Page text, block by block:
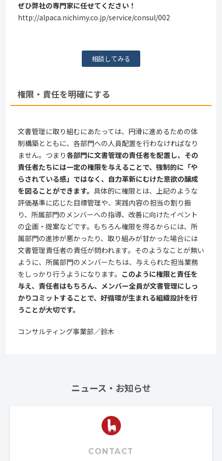
ぜひ弊社の専門家に任せてください！
http://alpaca.nichimy.co.jp/service/consul/002
相談してみる
権限・責任を明確にする
文書管理に取り組むにあたっては、円滑に進めるための体
制構築とともに、各部門への人員配置を行わなければなり
ません。つまり 各部門に文書管理の責任者を配置し、その
責任者たちには一定の権限を与えることで、強制的に「や
らされている感」ではなく、自力革新にむけた意欲の醸成
を図ることができます。 具体的に権限とは、上記のような
評価基準に応じた目標管理や、実践内容の担当の割り振
り、所属部門のメンバーへの指導、改善に向けたイベント
の企画・提案などです。もちろん権限を得るからには、所
属部門の進捗が悪かったり、取り組みが甘かった場合には
文書管理責任者の責任が問われます。そのようなことが無い
ように、所属部門のメンバーたちは、与えられた担当業務
をしっかり行うようになります。 このように権限と責任を
与え、責任者はもちろん、メンバー全員が文書管理にしっ
かりコミットすることで、好循環が生まれる組織設計を行
うことが大切です。
コンサルティング事業部／鈴木
ニュース・お知らせ
CONTACT